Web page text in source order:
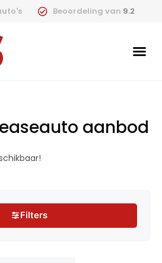
Beoordeling van 9.2
aanbod
Filters